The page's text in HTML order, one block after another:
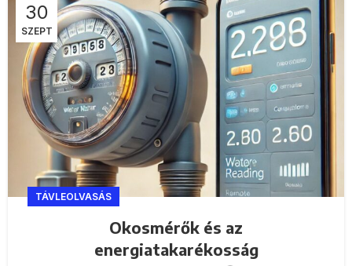
30
SZEPT
TÁVLEOLVASÁS
Okosmérők és az
energiatakarékosság